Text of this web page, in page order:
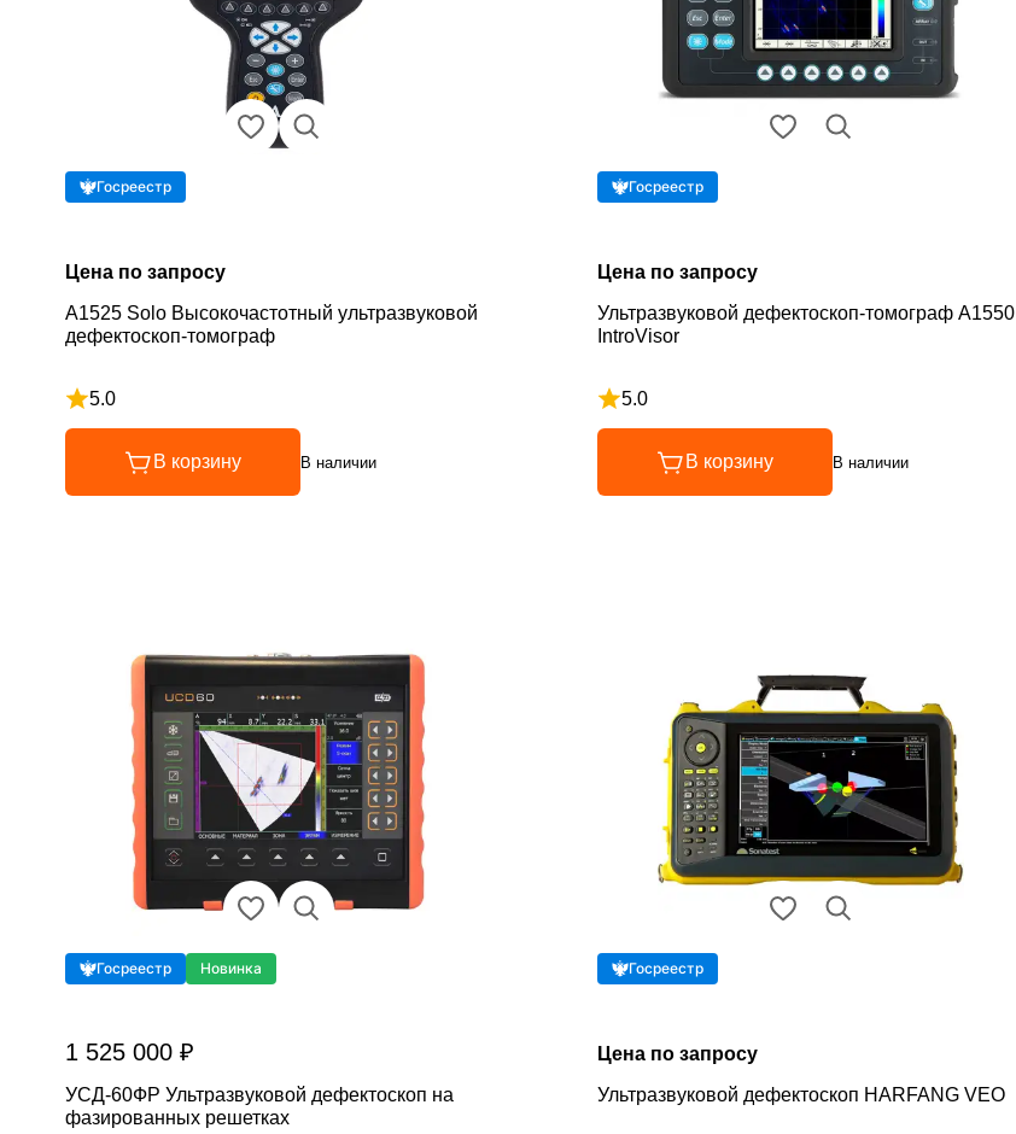
Госреестр
Цена по запросу
А1525 Solo Высокочастотный ультразвуковой
дефектоскоп-томограф
5.0
Рейтинг 5 из 5
В корзину В наличии
Госреестр
Цена по запросу
Ультразвуковой дефектоскоп-томограф А1550
IntroVisor
5.0
Рейтинг 5 из 5
В корзину В наличии
Госреестр Новинка
1 525 000 ₽
УСД-60ФР Ультразвуковой дефектоскоп на
фазированных решетках
Госреестр
Цена по запросу
Ультразвуковой дефектоскоп HARFANG VEO